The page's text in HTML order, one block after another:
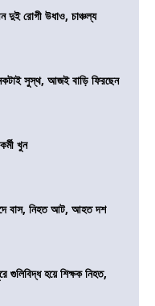
দুই রোগী উধাও, চাঞ্চল্য
সুস্থ, আজই বাড়ি ফিরছেন
খুন
বাস, নিহত আট, আহত দশ
গুলিবিদ্ধ হয়ে শিক্ষক নিহত,